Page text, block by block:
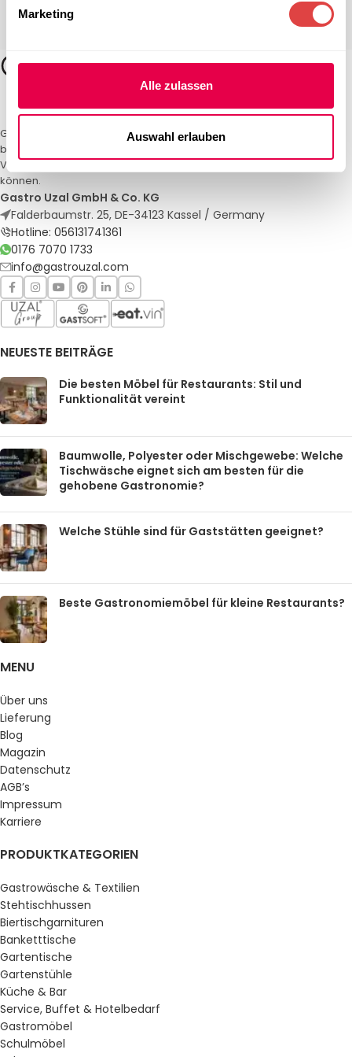
Marketing
Alle zulassen
Auswahl erlauben
Gastro Uzal – Ihr Spezialist für Gastronomiemöbel und -textilien. Wir
bieten maßgeschneiderte Lösungen für Restaurants, Hotels und
Veranstaltungen. Qualität und Service, auf die Sie sich verlassen
können.
Gastro Uzal GmbH & Co. KG
Falderbaumstr. 25, DE-34123 Kassel / Germany
Hotline: 056131741361
0176 7070 1733
info@gastrouzal.com
NEUESTE BEITRÄGE
Die besten Möbel für Restaurants: Stil und
Funktionalität vereint
Baumwolle, Polyester oder Mischgewebe: Welche
Tischwäsche eignet sich am besten für die
gehobene Gastronomie?
Welche Stühle sind für Gaststätten geeignet?
Beste Gastronomiemöbel für kleine Restaurants?
MENU
Über uns
Lieferung
Blog
Magazin
Datenschutz
AGB’s
Impressum
Karriere
PRODUKTKATEGORIEN
Gastrowäsche & Textilien
Stehtischhussen
Biertischgarnituren
Banketttische
Gartentische
Gartenstühle
Küche & Bar
Service, Buffet & Hotelbedarf
Gastromöbel
Schulmöbel